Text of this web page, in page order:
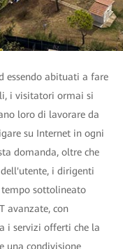
essendo abituati a fare
i visitatori ormai si
loro di lavorare da
su Internet in ogni
domanda, oltre che
i dirigenti
sottolineato
avanzate, con
i servizi offerti che la
una condivisione